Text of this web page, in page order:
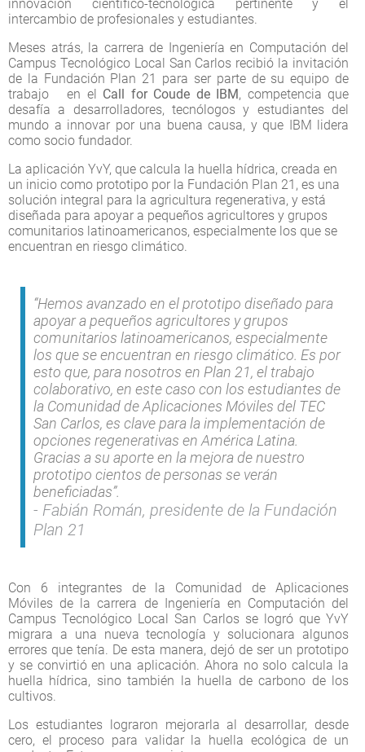
innovación científico-tecnológica pertinente y el
intercambio de profesionales y estudiantes.
Meses atrás, la carrera de Ingeniería en Computación del
Campus Tecnológico Local San Carlos recibió la invitación
de la Fundación Plan 21 para ser parte de su equipo de
trabajo en el Call for Coude de IBM, competencia que
desafía a desarrolladores, tecnólogos y estudiantes del
mundo a innovar por una buena causa, y que IBM lidera
como socio fundador.
La aplicación YvY, que calcula la huella hídrica, creada en
un inicio como prototipo por la Fundación Plan 21, es una
solución integral para la agricultura regenerativa, y está
diseñada para apoyar a pequeños agricultores y grupos
comunitarios latinoamericanos, especialmente los que se
encuentran en riesgo climático.
“Hemos avanzado en el prototipo diseñado para
apoyar a pequeños agricultores y grupos
comunitarios latinoamericanos, especialmente
los que se encuentran en riesgo climático. Es por
esto que, para nosotros en Plan 21, el trabajo
colaborativo, en este caso con los estudiantes de
la Comunidad de Aplicaciones Móviles del TEC
San Carlos, es clave para la implementación de
opciones regenerativas en América Latina.
Gracias a su aporte en la mejora de nuestro
prototipo cientos de personas se verán
beneficiadas”.
Fabián Román, presidente de la Fundación
Plan 21
Con 6 integrantes de la Comunidad de Aplicaciones
Móviles de la carrera de Ingeniería en Computación del
Campus Tecnológico Local San Carlos se logró que YvY
migrara a una nueva tecnología y solucionara algunos
errores que tenía. De esta manera, dejó de ser un prototipo
y se convirtió en una aplicación. Ahora no solo calcula la
huella hídrica, sino también la huella de carbono de los
cultivos.
Los estudiantes lograron mejorarla al desarrollar, desde
cero, el proceso para validar la huella ecológica de un